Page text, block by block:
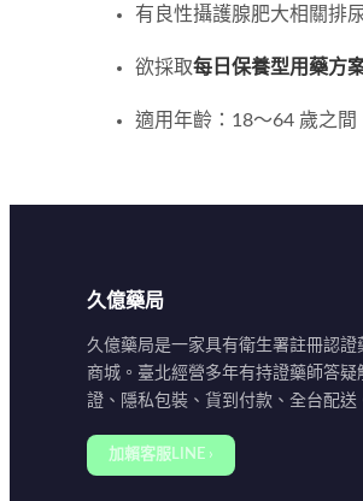
有良性攝護腺肥大相關排
欲採取每日保養型用藥方
適用年齡：18～64 歲之
久億藥局
久億藥局是一家具有衛生署註冊認
商城。臺北經營多年有持證藥師答
證、隱私包裝、貨到付款、全台配送
加賴客服LINE ›